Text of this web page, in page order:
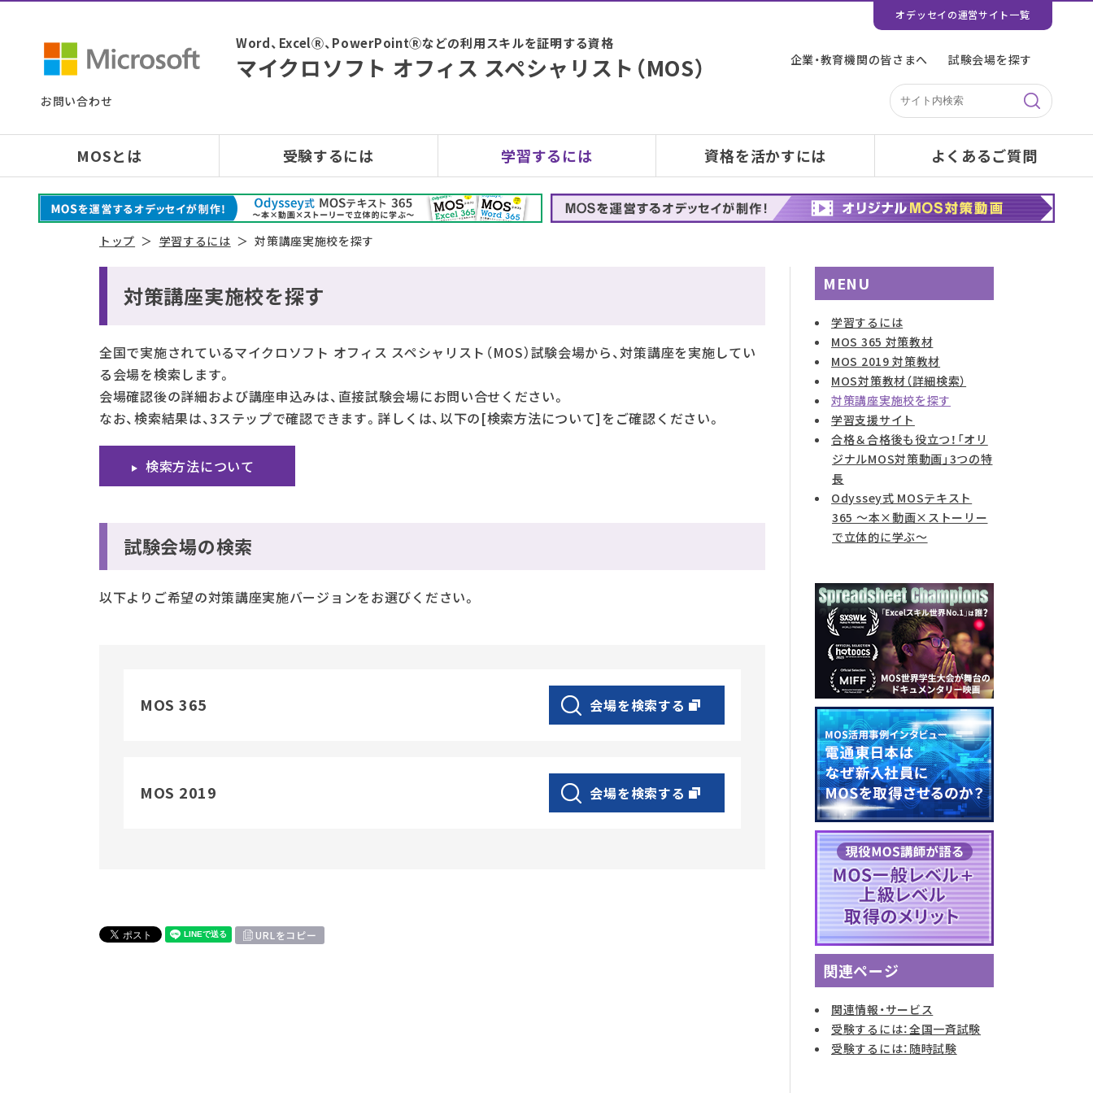
オデッセイの運営サイト一覧
Word、ExcelⓇ、PowerPointⓇなどの利用スキルを証明する資格
マイクロソフト オフィス スペシャリスト（MOS） 企業・教育機関の皆さまへ 試験会場を探す
お問い合わせ
MOSとは 受験するには 学習するには 資格を活かすには よくあるご質問
トップ 学習するには 対策講座実施校を探す
対策講座実施校を探す
全国で実施されているマイクロソフト オフィス スペシャリスト（MOS）試験会場から、対策講座を実施してい
る会場を検索します。
会場確認後の詳細および講座申込みは、直接試験会場にお問い合せください。
なお、検索結果は、3ステップで確認できます。詳しくは、以下の[検索方法について]をご確認ください。
検索方法について
試験会場の検索
以下よりご希望の対策講座実施バージョンをお選びください。
MOS 365 会場を検索する
MOS 2019 会場を検索する
URLをコピー
MENU
学習するには
MOS 365 対策教材
MOS 2019 対策教材
MOS対策教材（詳細検索）
対策講座実施校を探す
学習支援サイト
合格＆合格後も役立つ！「オリ
ジナルMOS対策動画」3つの特
長
Odyssey式 MOSテキスト
365 ～本×動画×ストーリー
で立体的に学ぶ～
関連ページ
関連情報・サービス
受験するには：全国一斉試験
受験するには：随時試験